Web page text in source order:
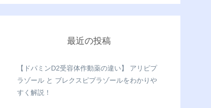
最近の投稿
【ドパミンD2受容体作動薬の違い】 アリピプ
ラゾール と ブレクスピプラゾールをわかりや
すく解説！